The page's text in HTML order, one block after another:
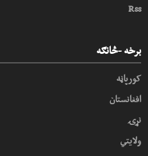
Rss
برخه -څانګه
کورپاڼه
افغانستان
نړۍ
ولایتي